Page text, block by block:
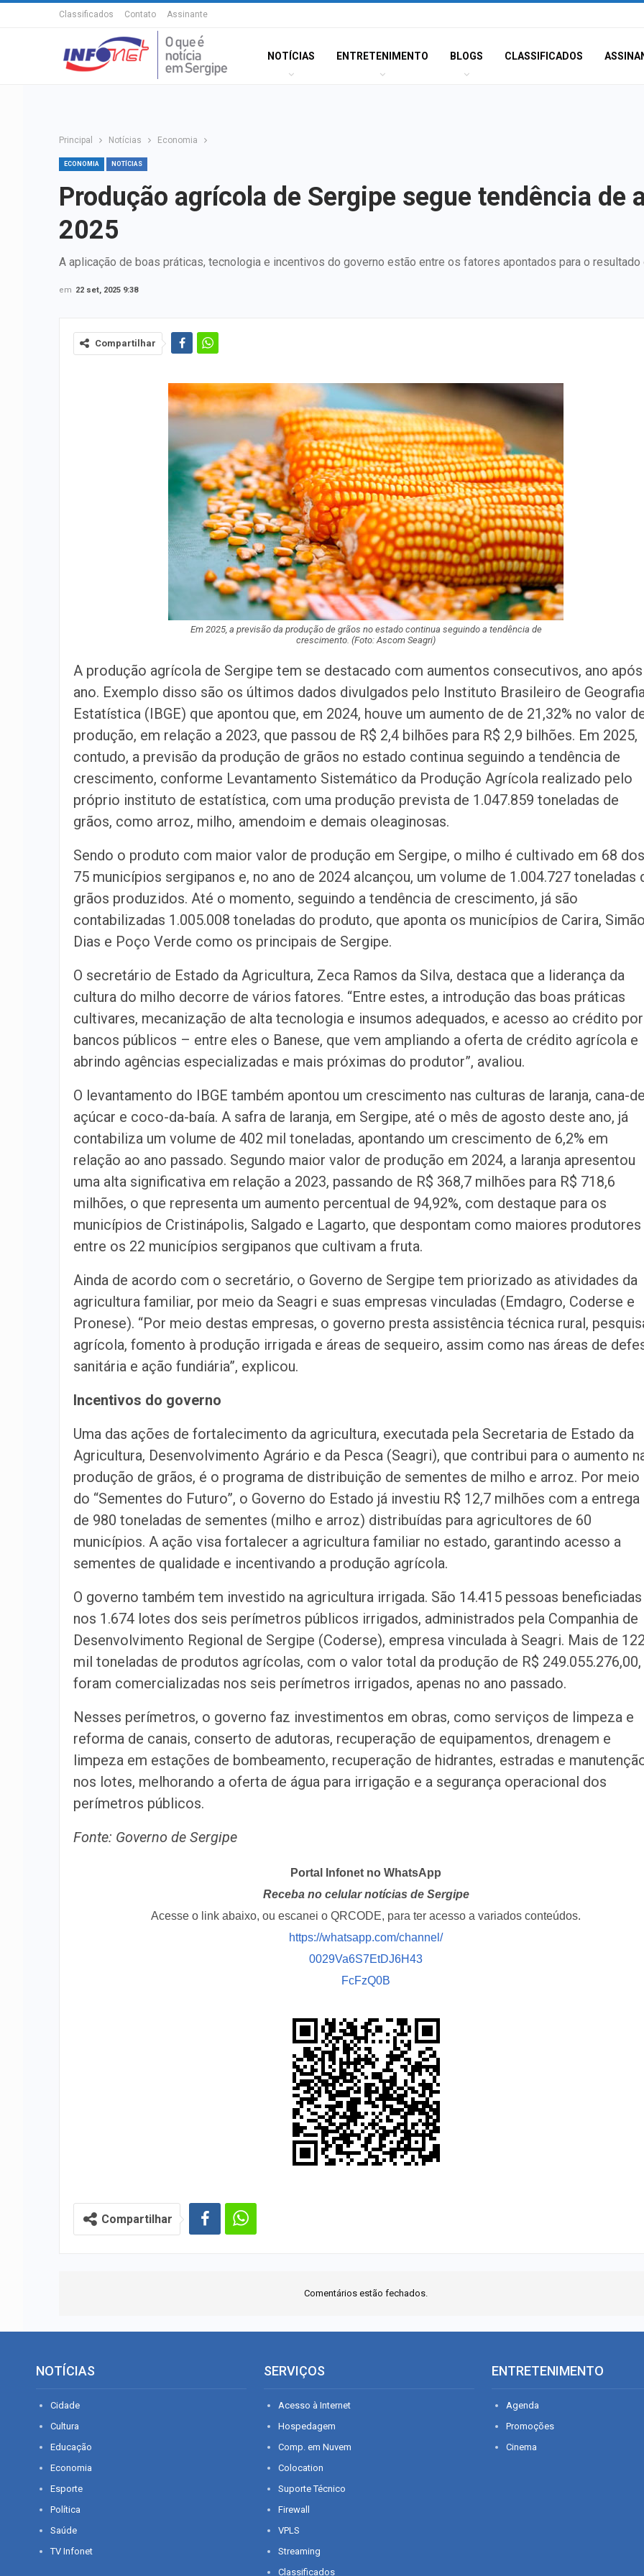
Classificados Contato Assinante
NOTÍCIAS ENTRETENIMENTO BLOGS CLASSIFICADOS
Principal Notícias Economia
ECONOMIA NOTÍCIAS
Produção agrícola de Sergipe segue tendência de
2025
A aplicação de boas práticas, tecnologia e incentivos do governo estão entre os fatores apontados para o
em 22 set, 2025 9:38
Compartilhar
Em 2025, a previsão da produção de grãos no estado continua seguindo a tendência de
crescimento. (Foto: Ascom Seagri)
A produção agrícola de Sergipe tem se destacado com aumentos consecutivos, ano após
ano. Exemplo disso são os últimos dados divulgados pelo Instituto Brasileiro de
Estatística (IBGE) que apontou que, em 2024, houve um aumento de de 21,32% no valor
produção, em relação a 2023, que passou de R$ 2,4 bilhões para R$ 2,9 bilhões. Em 2025,
contudo, a previsão da produção de grãos no estado continua seguindo a tendência de
crescimento, conforme Levantamento Sistemático da Produção Agrícola realizado pelo
próprio instituto de estatística, com uma produção prevista de 1.047.859 toneladas de
grãos, como arroz, milho, amendoim e demais oleaginosas.
Sendo o produto com maior valor de produção em Sergipe, o milho é cultivado em 68 dos
75 municípios sergipanos e, no ano de 2024 alcançou, um volume de 1.004.727 toneladas
grãos produzidos. Até o momento, seguindo a tendência de crescimento, já são
contabilizadas 1.005.008 toneladas do produto, que aponta os municípios de Carira,
Dias e Poço Verde como os principais de Sergipe.
O secretário de Estado da Agricultura, Zeca Ramos da Silva, destaca que a liderança da
cultura do milho decorre de vários fatores. “Entre estes, a introdução das boas práticas
cultivares, mecanização de alta tecnologia e insumos adequados, e acesso ao crédito por
bancos públicos – entre eles o Banese, que vem ampliando a oferta de crédito agrícola e
abrindo agências especializadas e mais próximas do produtor”, avaliou.
O levantamento do IBGE também apontou um crescimento nas culturas de laranja, cana-
açúcar e coco-da-baía. A safra de laranja, em Sergipe, até o mês de agosto deste ano, já
contabiliza um volume de 402 mil toneladas, apontando um crescimento de 6,2% em
relação ao ano passado. Segundo maior valor de produção em 2024, a laranja apresentou
uma alta significativa em relação a 2023, passando de R$ 368,7 milhões para R$ 718,6
milhões, o que representa um aumento percentual de 94,92%, com destaque para os
municípios de Cristinápolis, Salgado e Lagarto, que despontam como maiores produtores
entre os 22 municípios sergipanos que cultivam a fruta.
Ainda de acordo com o secretário, o Governo de Sergipe tem priorizado as atividades da
agricultura familiar, por meio da Seagri e suas empresas vinculadas (Emdagro, Coderse e
Pronese). “Por meio destas empresas, o governo presta assistência técnica rural,
agrícola, fomento à produção irrigada e áreas de sequeiro, assim como nas áreas de
sanitária e ação fundiária”, explicou.
Incentivos do governo
Uma das ações de fortalecimento da agricultura, executada pela Secretaria de Estado da
Agricultura, Desenvolvimento Agrário e da Pesca (Seagri), que contribui para o aumento
produção de grãos, é o programa de distribuição de sementes de milho e arroz. Por meio
do “Sementes do Futuro”, o Governo do Estado já investiu R$ 12,7 milhões com a entrega
de 980 toneladas de sementes (milho e arroz) distribuídas para agricultores de 60
municípios. A ação visa fortalecer a agricultura familiar no estado, garantindo acesso a
sementes de qualidade e incentivando a produção agrícola.
O governo também tem investido na agricultura irrigada. São 14.415 pessoas beneficiadas
nos 1.674 lotes dos seis perímetros públicos irrigados, administrados pela Companhia de
Desenvolvimento Regional de Sergipe (Coderse), empresa vinculada à Seagri. Mais de
mil toneladas de produtos agrícolas, com o valor total da produção de R$ 249.055.276,00,
foram comercializadas nos seis perímetros irrigados, apenas no ano passado.
Nesses perímetros, o governo faz investimentos em obras, como serviços de limpeza e
reforma de canais, conserto de adutoras, recuperação de equipamentos, drenagem e
limpeza em estações de bombeamento, recuperação de hidrantes, estradas e
nos lotes, melhorando a oferta de água para irrigação e a segurança operacional dos
perímetros públicos.
Fonte: Governo de Sergipe
Portal Infonet no WhatsApp
Receba no celular notícias de Sergipe
Acesse o link abaixo, ou escanei o QRCODE, para ter acesso a variados conteúdos.
https://whatsapp.com/channel/
0029Va6S7EtDJ6H43
FcFzQ0B
Compartilhar
Comentários estão fechados.
na BR-235 em…
NOTÍCIAS
Cidade
Cultura
Educação
Economia
Esporte
Política
Saúde
TV Infonet
SERVIÇOS
Acesso à Internet
Hospedagem
Comp. em Nuvem
Colocation
Suporte Técnico
Firewall
VPLS
Streaming
Classificados
ENTRETENIMENTO
Agenda
Promoções
Cinema